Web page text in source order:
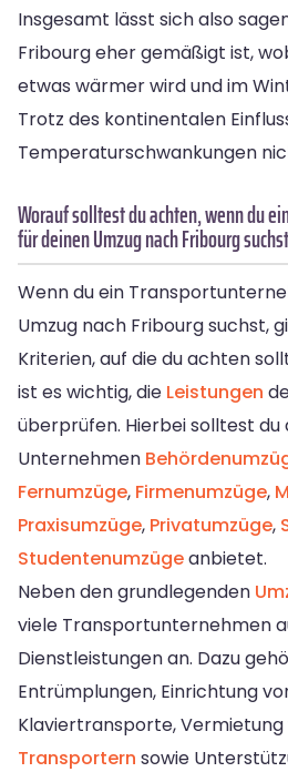
Insgesamt lässt sich also
Fribourg eher gemäßigt ist,
etwas wärmer wird und im
Trotz des kontinentalen
Temperaturschwankungen
Worauf solltest du achten, wenn du
für deinen Umzug nach Fribourg
Wenn du ein
Umzug nach Fribourg suchst,
Kriterien, auf die du achten
ist es wichtig, die Leistungen
überprüfen. Hierbei solltest
Unternehmen
Fernumzüge, Firmenumzüge,
Praxisumzüge, Privatumzüge,
Studentenumzügeanbietet.
Neben den grundlegenden
viele Transportunternehmen
Dienstleistungen an. Dazu
Entrümplungen, Einrichtung
Klaviertransporte, Vermietung
Transportern sowie